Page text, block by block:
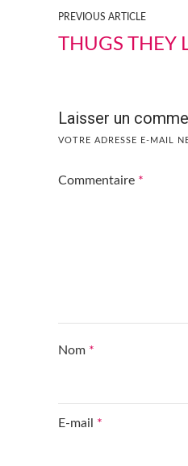
PREVIOUS ARTICLE
THUGS THEY
Laisser un
VOTRE ADRESSE E-MAIL
Commentaire *
Nom *
E-mail *